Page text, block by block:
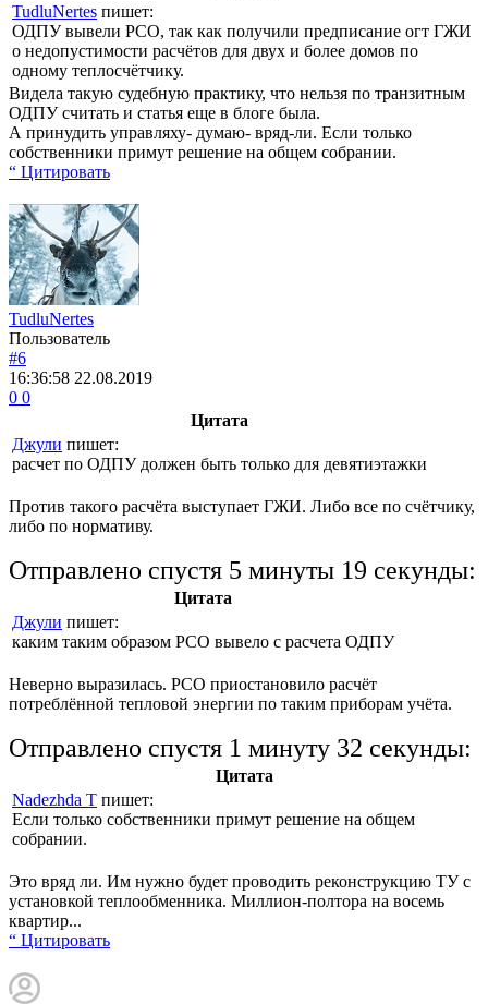
TudluNertes пишет:
ОДПУ вывели РСО, так как получили предписание огт ГЖИ
о недопустимости расчётов для двух и более домов по
одному теплосчётчику.
Видела такую судебную практику, что нельзя по транзитным
ОДПУ считать и статья еще в блоге была.
А принудить управляху- думаю- вряд-ли. Если только
собственники примут решение на общем собрании.
“ Цитировать
TudluNertes
Пользователь
#6
16:36:58 22.08.2019
0 0
Цитата
Джули пишет:
расчет по ОДПУ должен быть только для девятиэтажки
Против такого расчёта выступает ГЖИ. Либо все по счётчику,
либо по нормативу.
Отправлено спустя 5 минуты 19 секунды:
Цитата
Джули пишет:
каким таким образом РСО вывело с расчета ОДПУ
Неверно выразилась. РСО приостановило расчёт
потреблённой тепловой энергии по таким приборам учёта.
Отправлено спустя 1 минуту 32 секунды:
Цитата
Nadezhda T пишет:
Если только собственники примут решение на общем
собрании.
Это вряд ли. Им нужно будет проводить реконструкцию ТУ с
установкой теплообменника. Миллион-полтора на восемь
квартир...
“ Цитировать